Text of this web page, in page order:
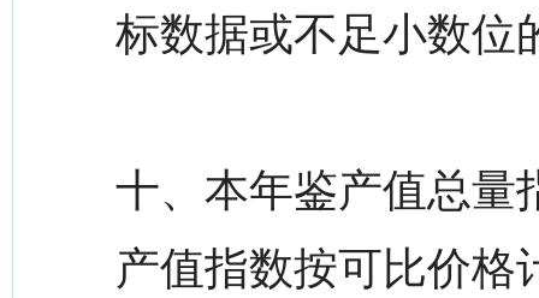
标数据或不足小数位
十、本年鉴产值总量
产值指数按可比价格